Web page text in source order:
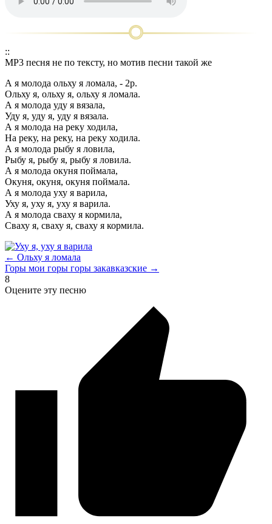
::
MP3 песня не по тексту, но мотив песни такой же
А я молода ольху я ломала, - 2р.
Ольху я, ольху я, ольху я ломала.
А я молода уду я вязала,
Уду я, уду я, уду я вязала.
А я молода на реку ходила,
На реку, на реку, на реку ходила.
А я молода рыбу я ловила,
Рыбу я, рыбу я, рыбу я ловила.
А я молода окуня поймала,
Окуня, окуня, окуня поймала.
А я молода уху я варила,
Уху я, уху я, уху я варила.
А я молода сваху я кормила,
Сваху я, сваху я, сваху я кормила.
← Ольху я ломала
Горы мои горы горы закавказские →
8
Оцените эту песню